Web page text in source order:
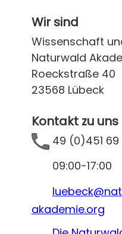
Wir sind
Wissenschaft
Naturwald
Roeckstraße 40
23568 Lübeck
Kontakt zu uns
49 (0)451
09:00-17:00
Die Naturwald